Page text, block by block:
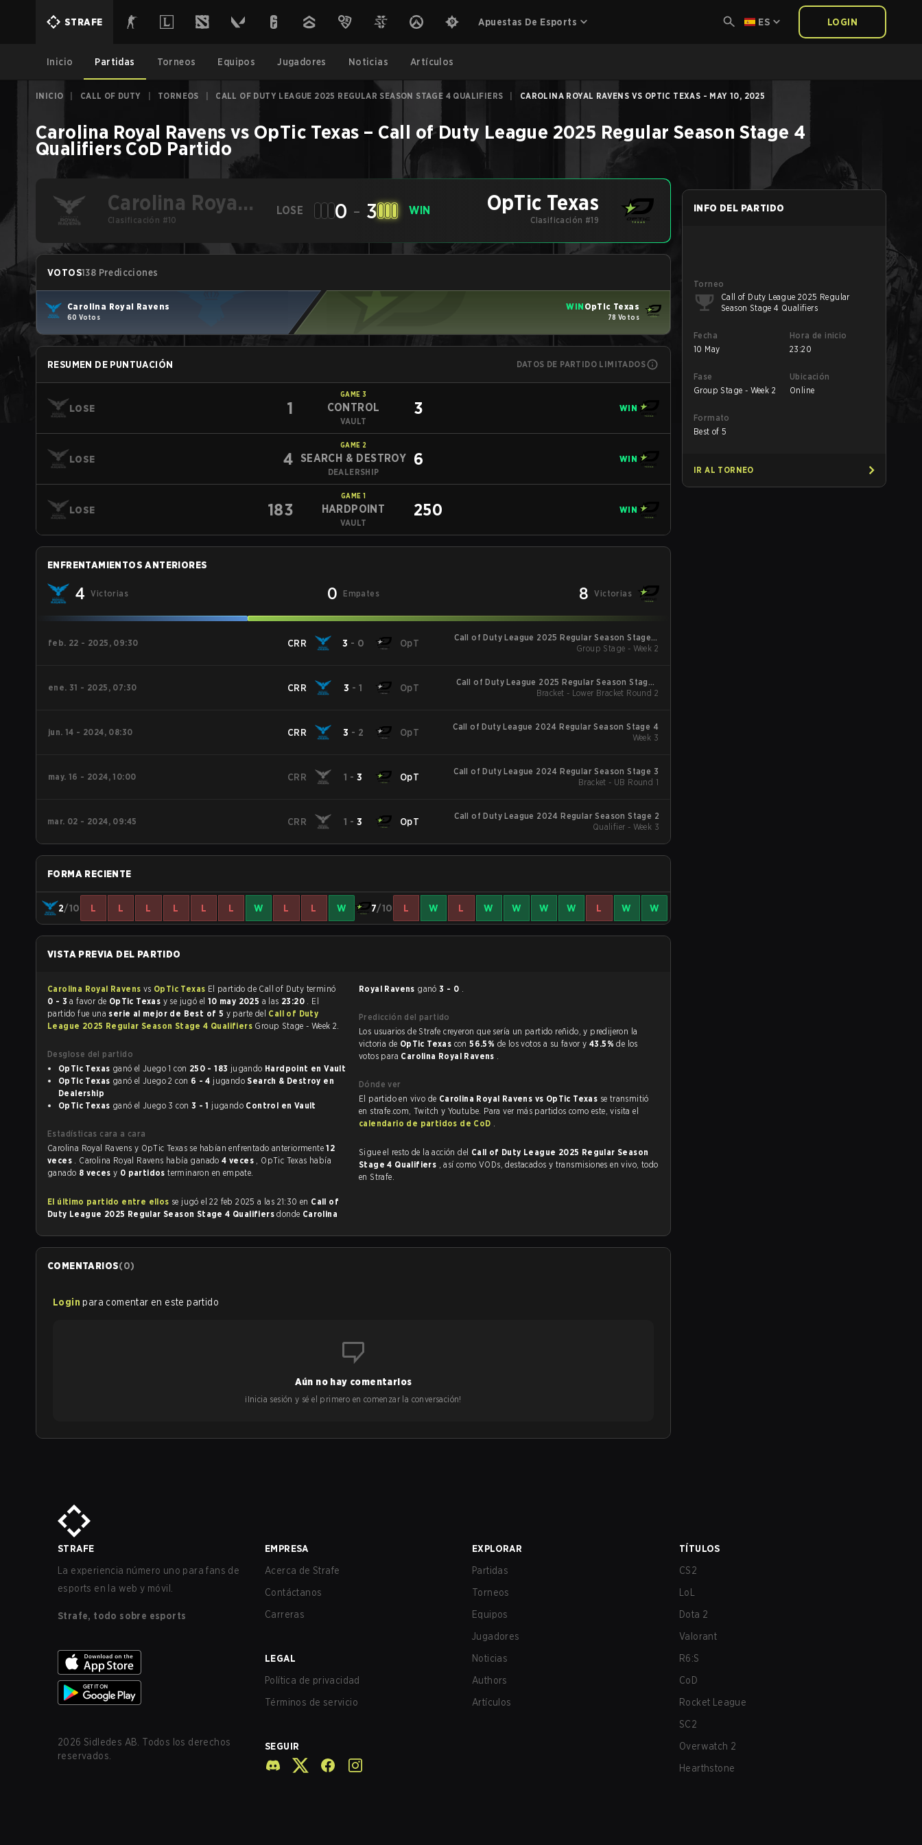
STRAFE Apuestas De Esports ES LOGIN
Inicio Partidas Torneos Equipos Jugadores Noticias Artículos
INICIO CALL OF DUTY TORNEOS CALL OF DUTY LEAGUE 2025 REGULAR SEASON STAGE 4 QUALIFIERS CAROLINA ROYAL RAVENS VS OPTIC TEXAS - MAY 10, 2025
Carolina Royal Ravens vs OpTic Texas – Call of Duty League 2025 Regular Season Stage 4
Qualifiers CoD Partido
Carolina Royal
Ravens
Clasificación #10
LOSE 0 - 3 WIN OpTic Texas
Clasificación #19
VOTOS138 Predicciones
Carolina Royal Ravens
60 Votos
WIN OpTic Texas
78 Votos
RESUMEN DE PUNTUACIÓN DATOS DE PARTIDO LIMITADOS
LOSE 1
GAME 3
CONTROL
VAULT
3 WIN
LOSE 4
GAME 2
SEARCH & DESTROY
DEALERSHIP
6 WIN
LOSE 183
GAME 1
HARDPOINT
VAULT
250 WIN
ENFRENTAMIENTOS ANTERIORES
4 Victorias 0 Empates 8 Victorias
feb. 22 - 2025, 09:30 CRR 3 - 0 OpT
Call of Duty League 2025 Regular Season Stage 2
Qualifiers
Group Stage - Week 2
ene. 31 - 2025, 07:30 CRR 3 -1 OpT
Call of Duty League 2025 Regular Season Stage 1
Major
Bracket - Lower Bracket Round 2
jun. 14 - 2024, 08:30 CRR 3 - 2 OpT
Call of Duty League 2024 Regular Season Stage 4
Week 3
may. 16 - 2024, 10:00 CRR 1 -3 OpT
Call of Duty League 2024 Regular Season Stage 3
Bracket - UB Round 1
mar. 02 - 2024, 09:45 CRR 1 -3 OpT
Call of Duty League 2024 Regular Season Stage 2
Qualifier - Week 3
FORMA RECIENTE
2/10 L L L L L L W L L W 7/10 L W L W W W W L W W
VISTA PREVIA DEL PARTIDO
Carolina Royal Ravens vs OpTic Texas
El partido de Call of Duty terminó
0 - 3 a favor de OpTic Texas y se jugó el 10 may 2025 a las 23:20 . El
partido fue una serie al mejor de Best of 5 y parte del Call of Duty
League 2025 Regular Season Stage 4 Qualifiers Group Stage - Week 2.
Desglose del partido
OpTic Texas
ganó el Juego 1 con 250 - 183 jugando
Hardpoint en Vault
OpTic Texas
ganó el Juego 2 con 6 - 4 jugandoSearch & Destroy en
Dealership
OpTic Texas
ganó el Juego 3 con 3 - 1 jugando Control en Vault
Estadísticas cara a cara
Carolina Royal Ravens y OpTic Texas se habían enfrentado anteriormente12
veces . Carolina Royal Ravens había ganado4 veces , OpTic Texas había
ganado 8 veces y 0 partidosterminaron en empate.
El último partido entre ellos se jugó el 22 feb 2025 a las 21:30 en Call of
Duty League 2025 Regular Season Stage 4 Qualifiersdonde Carolina
Royal Ravens ganó3 - 0 .
Predicción del partido
Los usuarios de Strafe creyeron que sería un partido reñido, y predijeron la
victoria de OpTic Texas con56.5% de los votos a su favor y 43.5%de los
votos para Carolina Royal Ravens .
Dónde ver
El partido en vivo de Carolina Royal Ravens vs OpTic Texas se transmitió
en strafe.com, Twitch y Youtube. Para ver más partidos como este, visita el
calendario de partidos de CoD .
Sigue el resto de la acción del Call of Duty League 2025 Regular Season
Stage 4 Qualifiers , así como VODs, destacados y transmisiones en vivo, todo
en Strafe.
COMENTARIOS(0)
Login para comentar en este partido
Aún no hay comentarios
¡Inicia sesión y sé el primero en comenzar la conversación!
INFO DEL PARTIDO
Torneo
Call of Duty League 2025 Regular
Season Stage 4 Qualifiers
Fecha
10 May
Hora de inicio
23:20
Fase
Group Stage - Week 2
Ubicación
Online
Formato
Best of 5
IR AL TORNEO
STRAFE
La experiencia número uno para fans de
esports en la web y móvil.
Strafe, todo sobre esports
2026 Sidledes AB. Todos los derechos
reservados.
EMPRESA
Acerca de Strafe
Contáctanos
Carreras
LEGAL
Política de privacidad
Términos de servicio
SEGUIR
EXPLORAR
Partidas
Torneos
Equipos
Jugadores
Noticias
Authors
Artículos
TÍTULOS
CS2
LoL
Dota 2
Valorant
R6:S
CoD
Rocket League
SC2
Overwatch 2
Hearthstone